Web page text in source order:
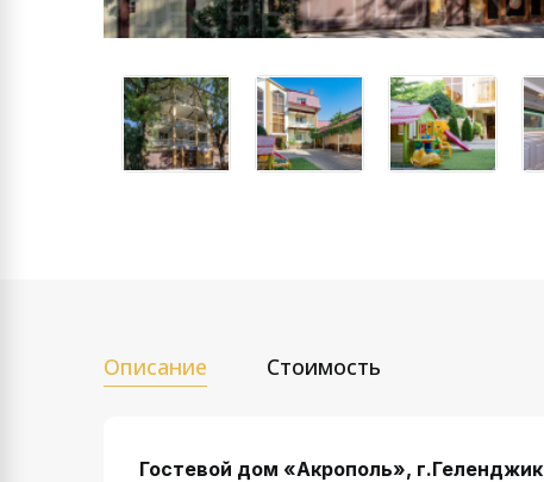
Описание Стоимость
Гостевой дом «Акрополь», г.Геленджик